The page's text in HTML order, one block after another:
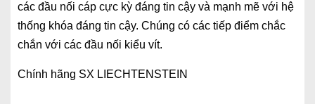
các đầu nối cáp cực kỳ đáng tin cậy và mạnh mẽ với hệ
thống khóa đáng tin cậy. Chúng có các tiếp điểm chắc
chắn với các đầu nối kiểu vít.
Chính hãng SX LIECHTENSTEIN